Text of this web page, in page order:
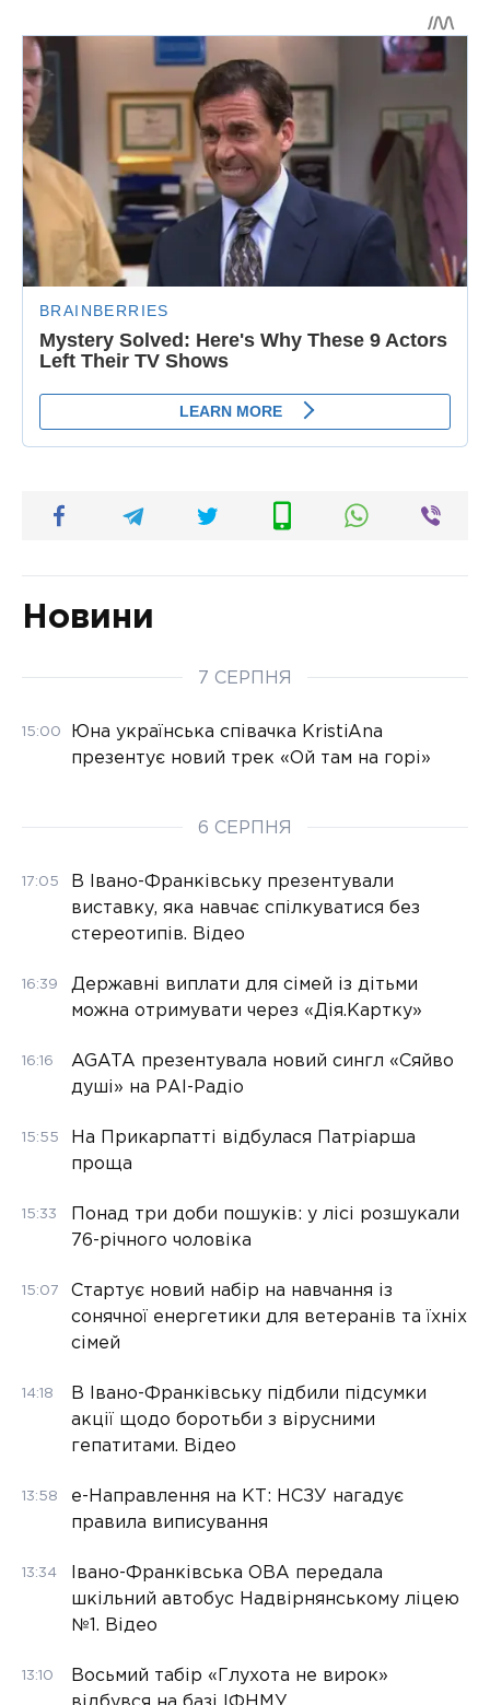
Новини
7 СЕРПНЯ
15:00
Юна українська співачка KristiAna
презентує новий трек «Ой там на горі»
6 СЕРПНЯ
17:05
В Івано-Франківську презентували
виставку, яка навчає спілкуватися без
стереотипів. Відео
16:39
Державні виплати для сімей із дітьми
можна отримувати через «Дія.Картку»
16:16
AGATA презентувала новий сингл «Сяйво
душі» на РАІ-Радіо
15:55
На Прикарпатті відбулася Патріарша
проща
15:33
Понад три доби пошуків: у лісі розшукали
76-річного чоловіка
15:07
Стартує новий набір на навчання із
сонячної енергетики для ветеранів та їхніх
сімей
14:18
В Івано-Франківську підбили підсумки
акції щодо боротьби з вірусними
гепатитами. Відео
13:58
е-Направлення на КТ: НСЗУ нагадує
правила виписування
13:34
Івано-Франківська ОВА передала
шкільний автобус Надвірнянському ліцею
№1. Відео
13:10
Восьмий табір «Глухота не вирок»